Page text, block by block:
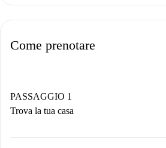
Come prenotare
PASSAGGIO 1
Trova la tua casa